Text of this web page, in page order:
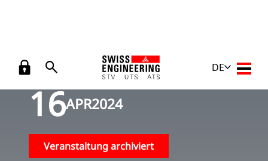
DE
Zurück Veranstaltungen FG K+K: Online Ingenieur:innen - Talk
16APR2024
Veranstaltung archiviert